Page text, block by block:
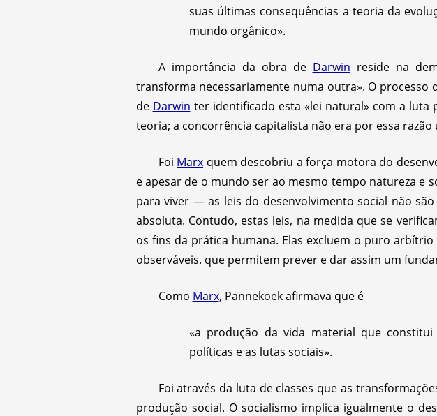
suas últimas consequências a teoria da
mundo orgânico».
A importância da obra de Darwin reside na
transforma necessariamente numa outra». O processo
de Darwin ter identificado esta «lei natural» com a luta
teoria; a concorrência capitalista não era por essa razão
Foi Marx quem descobriu a força motora do
e apesar de o mundo ser ao mesmo tempo natureza e
para viver — as leis do desenvolvimento social não
absoluta. Contudo, estas leis, na medida que se
os fins da prática humana. Elas excluem o puro
observáveis. que permitem prever e dar assim um
Como Marx, Pannekoek afirmava que é
«a produção da vida material que
políticas e as lutas sociais».
Foi através da luta de classes que as
produção social. O socialismo implica igualmente o